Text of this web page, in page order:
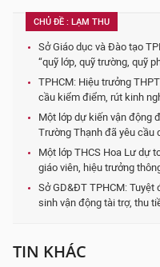
CHỦ ĐỀ : LẠM THU
Sở Giáo dục và Đào tạo
“quỹ lớp, quỹ trường, quỹ
TPHCM: Hiệu trưởng
cầu kiểm điểm, rút kinh
Một lớp dự kiến vận động
Trường Thạnh đã yêu cầu
Một lớp THCS Hoa Lư dự
giáo viên, hiệu trưởng
Sở GD&ĐT TPHCM:
sinh vận động tài trợ, thu
TIN KHÁC